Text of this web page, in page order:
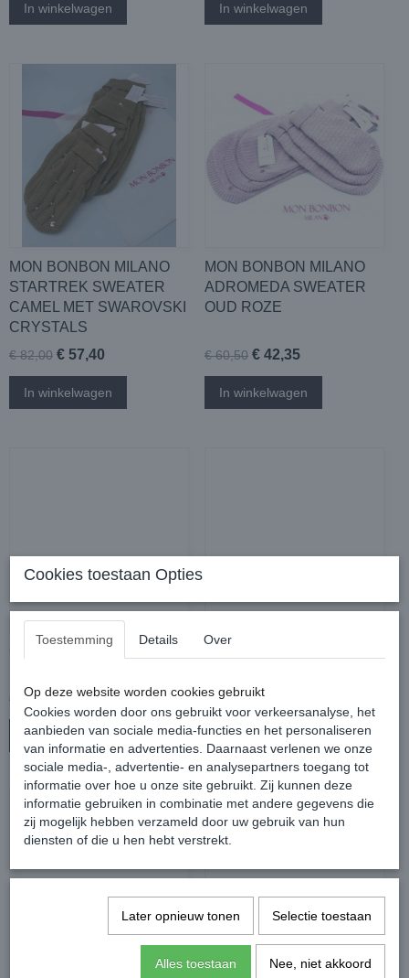
In winkelwagen In winkelwagen
MON BONBON MILANO
STARTREK SWEATER
CAMEL MET SWAROVSKI
CRYSTALS
€ 82,00 € 57,40
In winkelwagen
MON BONBON MILANO
ADROMEDA SWEATER
OUD ROZE
€ 60,50 € 42,35
In winkelwagen
CROCI HONDENTRUI
€ 27,50 € 22,00
In winkelwagen
€ 19,00 € 9,50
In winkelwagen
Cookies toestaan Opties
Toestemming Details Over
Op deze website worden cookies gebruikt
Cookies worden door ons gebruikt voor verkeersanalyse, het
aanbieden van sociale media-functies en het personaliseren
van informatie en advertenties. Daarnaast verlenen we onze
sociale media-, advertentie- en analysepartners toegang tot
informatie over hoe u onze site gebruikt. Zij kunnen deze
informatie gebruiken in combinatie met andere gegevens die
zij mogelijk hebben verzameld door uw gebruik van hun
diensten of die u hen hebt verstrekt.
Later opnieuw tonen Selectie toestaan
Alles toestaan Nee, niet akkoord